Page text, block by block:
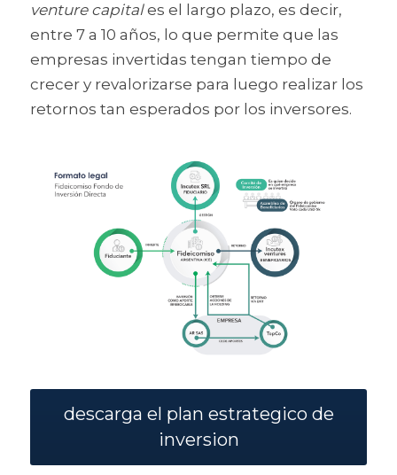
venture capital es el largo plazo, es decir,
entre 7 a 10 años, lo que permite que las
empresas invertidas tengan tiempo de
crecer y revalorizarse para luego realizar los
retornos tan esperados por los inversores.
descarga el plan estrategico de
inversion